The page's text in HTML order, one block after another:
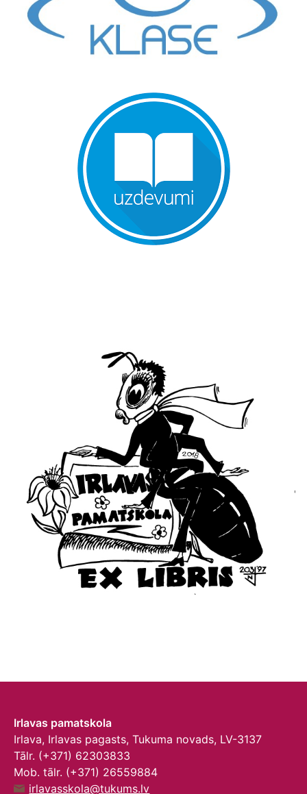
Irlavas pamatskola
Irlava, Irlavas pagasts, Tukuma novads, LV-3137
Tālr. (+371) 62303833
Mob. tālr. (+371) 26559884
irlavasskola@tukums.lv